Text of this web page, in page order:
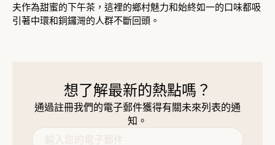
夫作為甜蜜的下午茶，這裡的鄉村魅力和始終如一的口味都吸
引著中環和銅鑼灣的人群不斷回頭。
想了解最新的熱點嗎？
通過註冊我們的電子郵件獲得有關未來列表的通
知。